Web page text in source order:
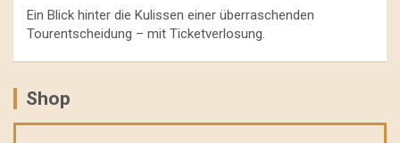
Ein Blick hinter die Kulissen einer überraschenden
Tourentscheidung – mit Ticketverlosung.
Shop